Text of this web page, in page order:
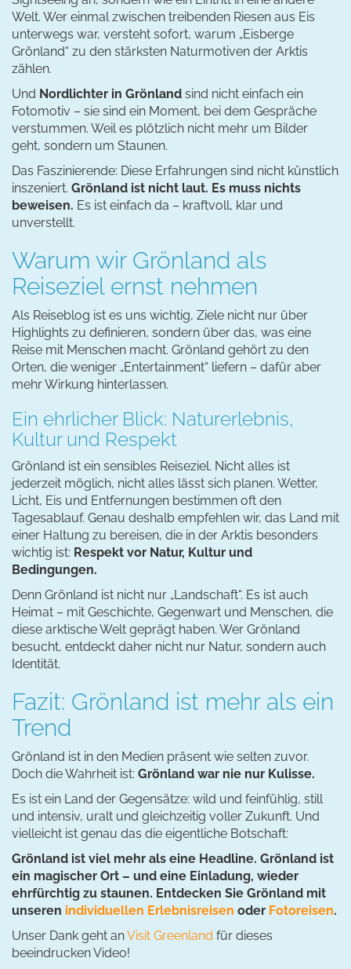
Welt. Wer einmal zwischen treibenden Riesen aus Eis
unterwegs war, versteht sofort, warum „Eisberge
Grönland“ zu den stärksten Naturmotiven der Arktis
zählen.
Und Nordlichter in Grönland sind nicht einfach ein
Fotomotiv – sie sind ein Moment, bei dem Gespräche
verstummen. Weil es plötzlich nicht mehr um Bilder
geht, sondern um Staunen.
Das Faszinierende: Diese Erfahrungen sind nicht künstlich
inszeniert. Grönland ist nicht laut. Es muss nichts
beweisen. Es ist einfach da – kraftvoll, klar und
unverstellt.
Warum wir Grönland als
Reiseziel ernst nehmen
Als Reiseblog ist es uns wichtig, Ziele nicht nur über
Highlights zu definieren, sondern über das, was eine
Reise mit Menschen macht. Grönland gehört zu den
Orten, die weniger „Entertainment“ liefern – dafür aber
mehr Wirkung hinterlassen.
Ein ehrlicher Blick: Naturerlebnis,
Kultur und Respekt
Grönland ist ein sensibles Reiseziel. Nicht alles ist
jederzeit möglich, nicht alles lässt sich planen. Wetter,
Licht, Eis und Entfernungen bestimmen oft den
Tagesablauf. Genau deshalb empfehlen wir, das Land mit
einer Haltung zu bereisen, die in der Arktis besonders
wichtig ist: Respekt vor Natur, Kultur und
Bedingungen.
Denn Grönland ist nicht nur „Landschaft“. Es ist auch
Heimat – mit Geschichte, Gegenwart und Menschen, die
diese arktische Welt geprägt haben. Wer Grönland
besucht, entdeckt daher nicht nur Natur, sondern auch
Identität.
Fazit: Grönland ist mehr als ein
Trend
Grönland ist in den Medien präsent wie selten zuvor.
Doch die Wahrheit ist: Grönland war nie nur Kulisse.
Es ist ein Land der Gegensätze: wild und feinfühlig, still
und intensiv, uralt und gleichzeitig voller Zukunft. Und
vielleicht ist genau das die eigentliche Botschaft:
Grönland ist viel mehr als eine Headline. Grönland ist
ein magischer Ort – und eine Einladung, wieder
ehrfürchtig zu staunen. Entdecken Sie Grönland mit
unseren individuellen Erlebnisreisen oder Fotoreisen.
Unser Dank geht anVisit Greenland für dieses
beeindrucken Video!